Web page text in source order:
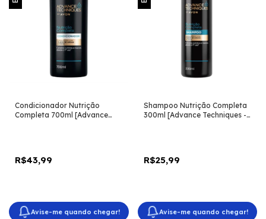
Condicionador Nutrição
Completa 700ml [Advance
R$43,99
Avise-me quando chegar!
Shampoo Nutrição Completa
300ml [Advance Techniques -
R$25,99
Avise-me quando chegar!